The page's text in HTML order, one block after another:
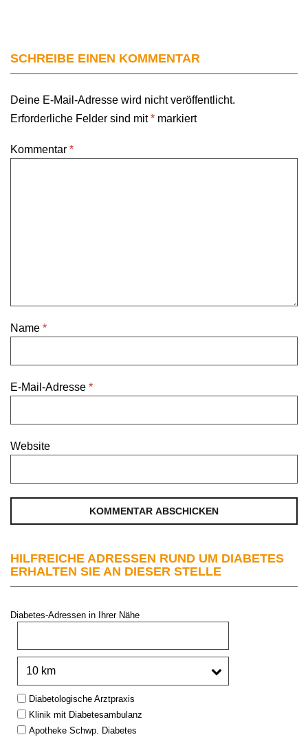
SCHREIBE EINEN KOMMENTAR
Deine E-Mail-Adresse wird nicht veröffentlicht.
Erforderliche Felder sind mit* markiert
Kommentar *
Name *
E-Mail-Adresse *
Website
HILFREICHE ADRESSEN RUND UM DIABETES
ERHALTEN SIE AN DIESER STELLE
Diabetes-Adressen in Ihrer Nähe
Type:Diabetologische Arztpraxis
Klinik mit Diabetesambulanz
Apotheke Schwp. Diabetes